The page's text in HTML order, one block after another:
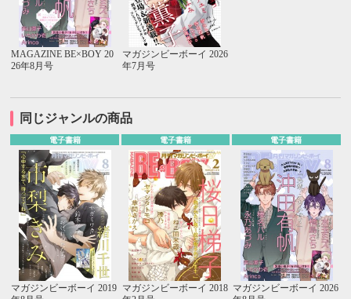
MAGAZINE BE×BOY 20
26年8月号
マガジンビーボーイ 2026
年7月号
同じジャンルの商品
電子書籍
マガジンビーボーイ 2019
電子書籍
マガジンビーボーイ 2018
電子書籍
マガジンビーボーイ 2026